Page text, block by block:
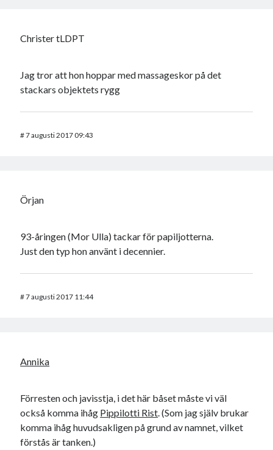
Christer tLDPT
Jag tror att hon hoppar med massageskor på det
stackars objektets rygg
#7 augusti 2017 09:43
Örjan
93-åringen (Mor Ulla) tackar för papiljotterna.
Just den typ hon använt i decennier.
#7 augusti 2017 11:44
Annika
Förresten och javisstja, i det här båset måste vi väl
också komma ihåg Pippilotti Rist . (Som jag själv brukar
komma ihåg huvudsakligen på grund av namnet, vilket
förstås är tanken.)